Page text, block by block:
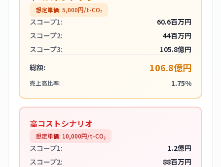
想定単価: 5,000円/t-CO₂
スコープ1:
60.6百万円
スコープ2:
44百万円
スコープ3:
105.8億円
総額:
106.8億円
売上高比率: 1.75%
高コストシナリオ
想定単価: 10,000円/t-CO₂
スコープ1:
1.2億円
スコープ2:
88百万円